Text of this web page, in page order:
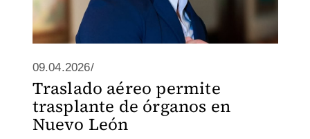
09.04.2026/
Traslado aéreo permite
trasplante de órganos en
Nuevo León